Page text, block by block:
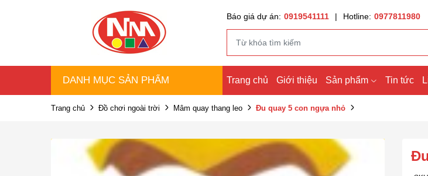
Báo giá dự án: 0919541111 | Hotline: 0977811980
DANH MỤC SẢN PHẨM Trang chủ Giới thiệu Sản phẩm Tin tức
Trang chủ Đồ chơi ngoài trời Mâm quay thang leo Đu quay 5 con ngựa nhỏ